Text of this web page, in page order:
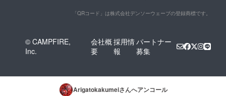
「QRコード」は株式会社デンソーウェーブの登録商標です。
© CAMPFIRE,
Inc.
会社概
要
採用情
報
パートナー
募集
Arigatokakumeiさんへアンコール